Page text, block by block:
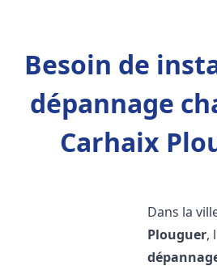
Besoin de
dépannage
Carhaix
Dans la
Plouguer,